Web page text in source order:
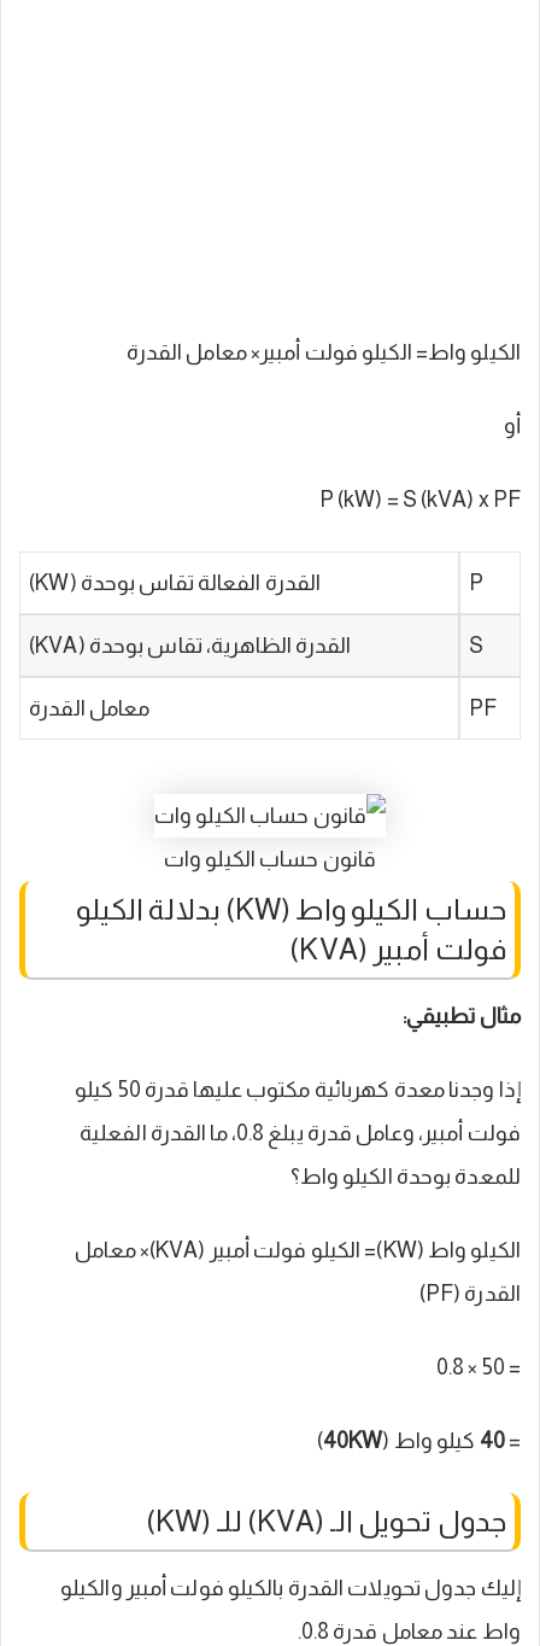
الكيلو واط= الكيلو فولت أمبير× معامل القدرة
أو
P (kW) = S (kVA) x PF
P القدرة الفعالة تقاس بوحدة (KW)
S القدرة الظاهرية، تقاس بوحدة (KVA)
PF معامل القدرة
قانون حساب الكيلو وات
حساب الكيلو واط (KW) بدلالة الكيلو
فولت أمبير (KVA)
مثال تطبيقي:
إذا وجدنا معدة كهربائية مكتوب عليها قدرة 50 كيلو
فولت أمبير، وعامل قدرة يبلغ 0.8، ما القدرة الفعلية
للمعدة بوحدة الكيلو واط؟
الكيلو واط (KW)= الكيلو فولت أمبير (KVA)× معامل
القدرة (PF)
= 50 × 0.8
=
40 كيلو واط (40KW
)
جدول تحويل الـ (KVA) للـ (KW)
إليك جدول تحويلات القدرة بالكيلو فولت أمبير والكيلو
واط عند معامل قدرة 0.8.